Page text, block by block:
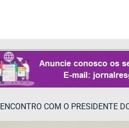
ENCONTRO COM O PRESIDENTE